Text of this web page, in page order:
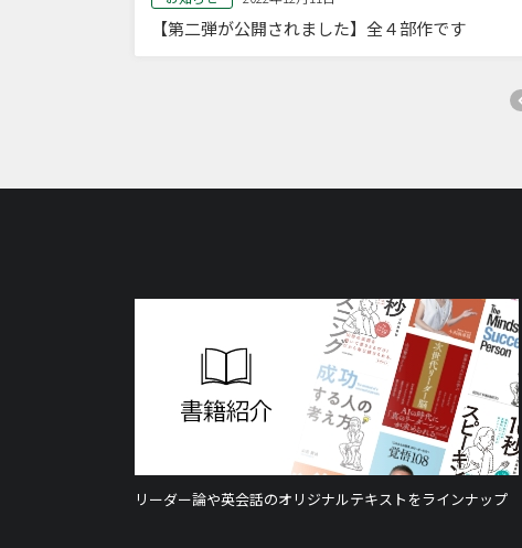
【第二弾が公開されました】全４部作です
リーダー論や英会話のオリジナルテキストをラインナップ